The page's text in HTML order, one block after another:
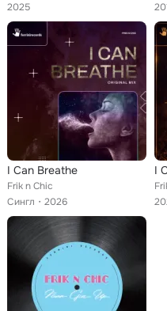
2025
I Can Breathe
Frik n Chic
Сингл
2026